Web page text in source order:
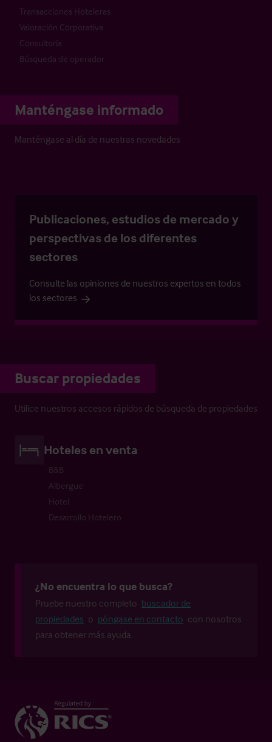
Transacciones Hoteleras
Valoración Corporativa
Consultoría
Búsqueda de operador
Manténgase informado
Manténgase al día de nuestras novedades
Publicaciones, estudios de mercado y
perspectivas de los diferentes
sectores
Consulte las opiniones de nuestros expertos en todos
los sectores
Buscar propiedades
Utilice nuestros accesos rápidos de búsqueda de propiedades
Hoteles en venta
B&B
Albergue
Hotel
Desarrollo Hotelero
¿No encuentra lo que busca?
Pruebe nuestro completo buscador de
propiedades o póngase en contacto con nosotros
para obtener más ayuda.